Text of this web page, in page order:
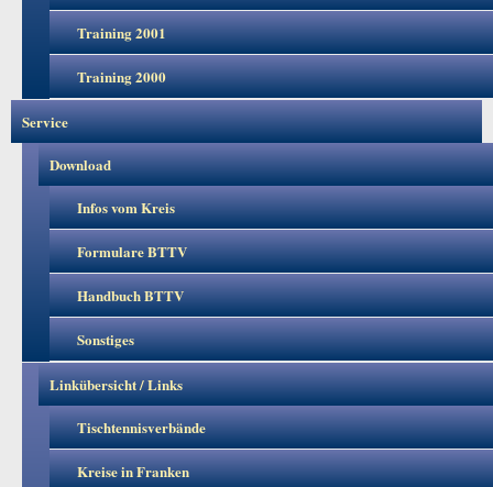
Training 2001
Training 2000
Service
Download
Infos vom Kreis
Formulare BTTV
Handbuch BTTV
Sonstiges
Linkübersicht / Links
Tischtennisverbände
Kreise in Franken